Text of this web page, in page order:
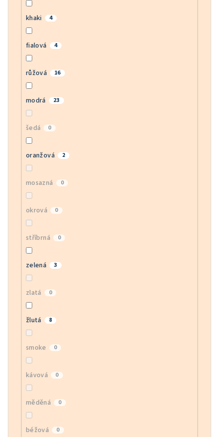
khaki 4
fialová 4
růžová 16
modrá 23
šedá 0
oranžová 2
mosazná 0
okrová 0
stříbrná 0
zelená 3
zlatá 0
žlutá 8
smoke 0
kávová 0
měděná 0
béžová 0